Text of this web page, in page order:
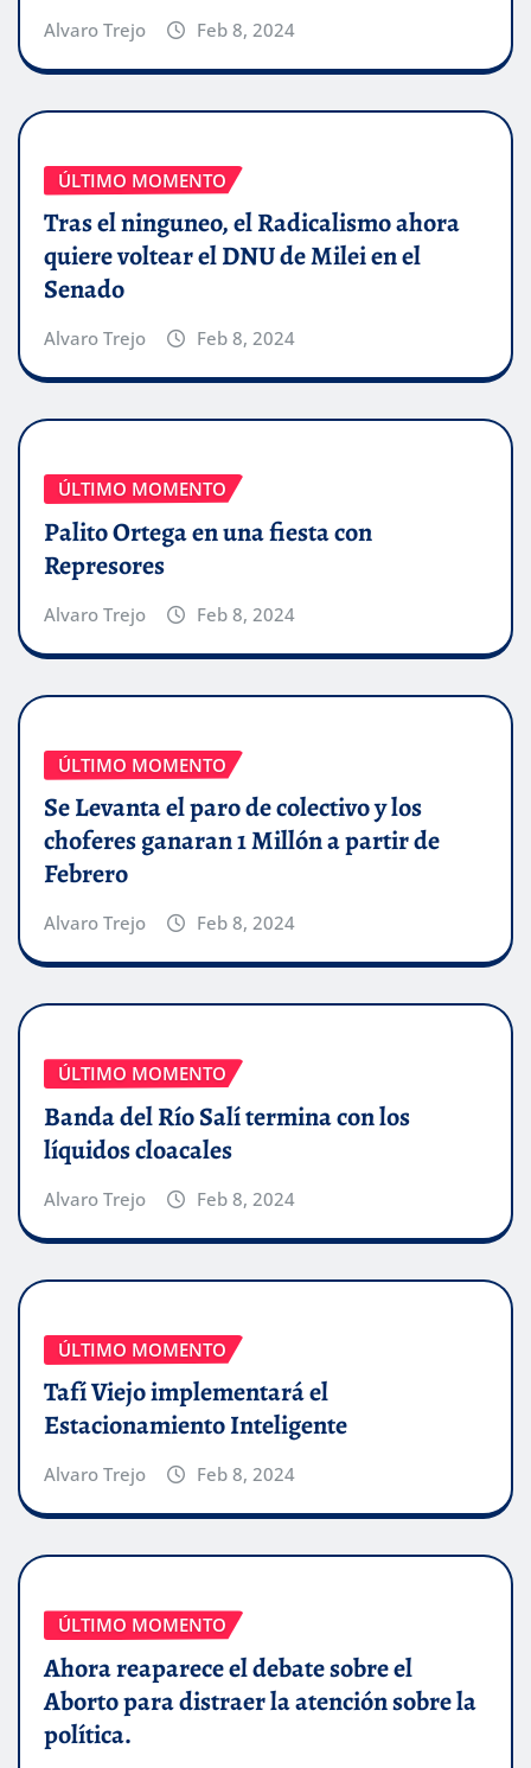
Alvaro Trejo Feb 8, 2024
ÚLTIMO MOMENTO
Tras el ninguneo, el Radicalismo ahora
quiere voltear el DNU de Milei en el
Senado
Alvaro Trejo Feb 8, 2024
ÚLTIMO MOMENTO
Palito Ortega en una fiesta con
Represores
Alvaro Trejo Feb 8, 2024
ÚLTIMO MOMENTO
Se Levanta el paro de colectivo y los
choferes ganaran 1 Millón a partir de
Febrero
Alvaro Trejo Feb 8, 2024
ÚLTIMO MOMENTO
Banda del Río Salí termina con los
líquidos cloacales
Alvaro Trejo Feb 8, 2024
ÚLTIMO MOMENTO
Tafí Viejo implementará el
Estacionamiento Inteligente
Alvaro Trejo Feb 8, 2024
ÚLTIMO MOMENTO
Ahora reaparece el debate sobre el
Aborto para distraer la atención sobre la
política.